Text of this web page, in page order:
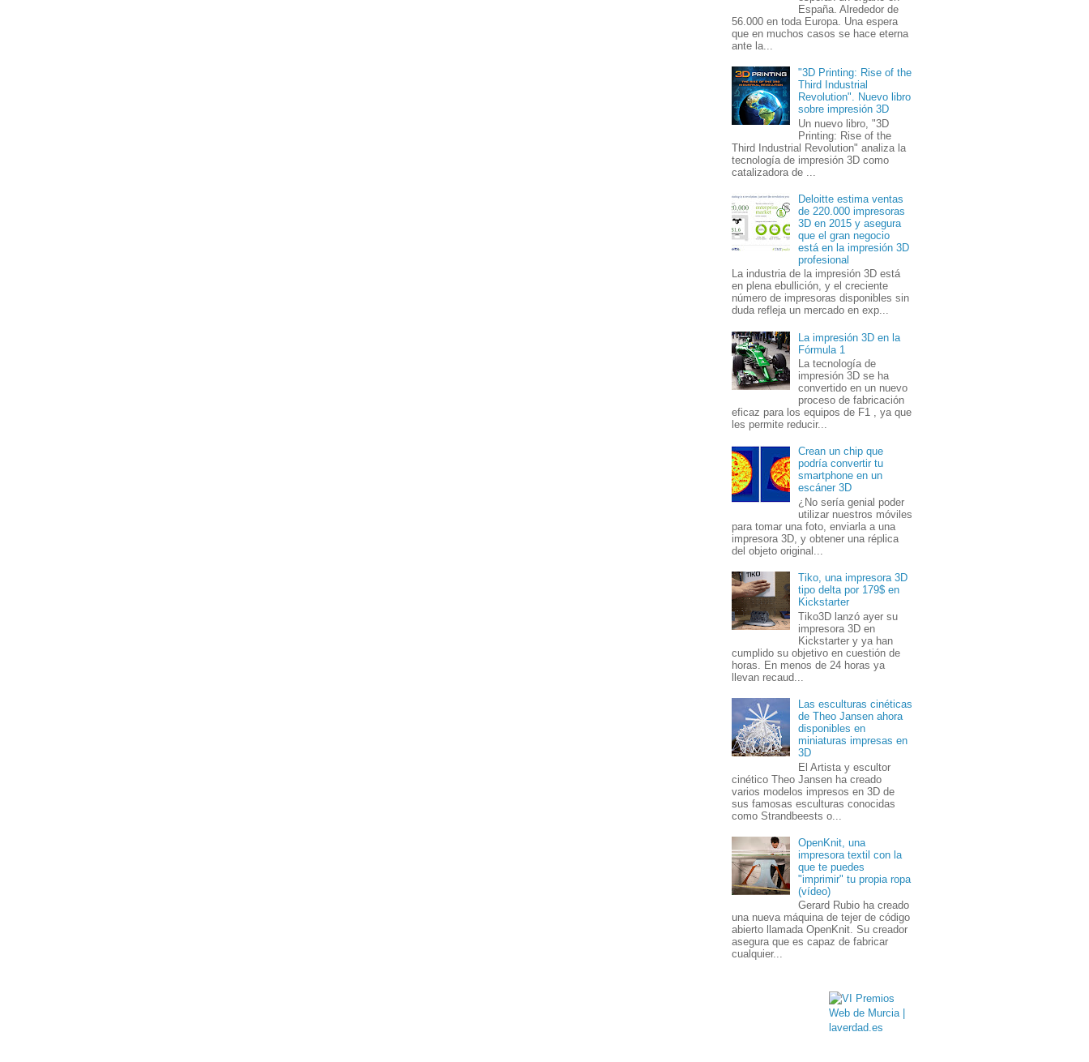
España. Alrededor de
56.000 en toda Europa. Una espera
que en muchos casos se hace eterna
ante la...
"3D Printing: Rise of the
Third Industrial
Revolution". Nuevo libro
sobre impresión 3D
Un nuevo libro, "3D
Printing: Rise of the
Third Industrial Revolution" analiza la
tecnología de impresión 3D como
catalizadora de ...
Deloitte estima ventas
de 220.000 impresoras
3D en 2015 y asegura
que el gran negocio
está en la impresión 3D
profesional
La industria de la impresión 3D está
en plena ebullición, y el creciente
número de impresoras disponibles sin
duda refleja un mercado en exp...
La impresión 3D en la
Fórmula 1
La tecnología de
impresión 3D se ha
convertido en un nuevo
proceso de fabricación
eficaz para los equipos de F1 , ya que
les permite reducir...
Crean un chip que
podría convertir tu
smartphone en un
escáner 3D
¿No sería genial poder
utilizar nuestros móviles
para tomar una foto, enviarla a una
impresora 3D, y obtener una réplica
del objeto original...
Tiko, una impresora 3D
tipo delta por 179$ en
Kickstarter
Tiko3D lanzó ayer su
impresora 3D en
Kickstarter y ya han
cumplido su objetivo en cuestión de
horas. En menos de 24 horas ya
llevan recaud...
Las esculturas cinéticas
de Theo Jansen ahora
disponibles en
miniaturas impresas en
3D
El Artista y escultor
cinético Theo Jansen ha creado
varios modelos impresos en 3D de
sus famosas esculturas conocidas
como Strandbeests o...
OpenKnit, una
impresora textil con la
que te puedes
"imprimir" tu propia ropa
(vídeo)
Gerard Rubio ha creado
una nueva máquina de tejer de código
abierto llamada OpenKnit. Su creador
asegura que es capaz de fabricar
cualquier...